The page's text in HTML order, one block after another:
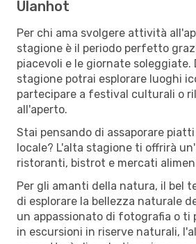
Ulanhot
Per chi ama svolgere attività
stagione è il periodo perfetto
piacevoli e le giornate soleggiate.
stagione potrai esplorare luoghi
partecipare a festival culturali o
all'aperto.
Stai pensando di assaporare
locale? L'alta stagione ti offrirà
ristoranti, bistrot e mercati
Per gli amanti della natura, il bel
di esplorare la bellezza naturale
un appassionato di fotografia o ti
in escursioni in riserve naturali,